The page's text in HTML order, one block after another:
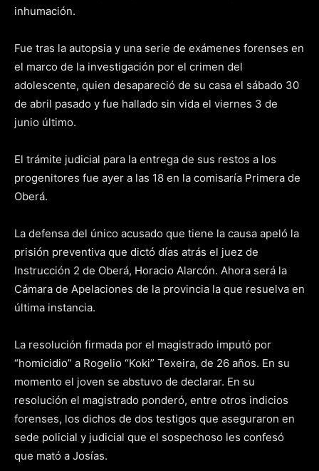
inhumación.
Fue tras la autopsia y una serie de exámenes forenses en
el marco de la investigación por el crimen del
adolescente, quien desapareció de su casa el sábado 30
de abril pasado y fue hallado sin vida el viernes 3 de
junio último.
El trámite judicial para la entrega de sus restos a los
progenitores fue ayer a las 18 en la comisaría Primera de
Oberá.
La defensa del único acusado que tiene la causa apeló la
prisión preventiva que dictó días atrás el juez de
Instrucción 2 de Oberá, Horacio Alarcón. Ahora será la
Cámara de Apelaciones de la provincia la que resuelva en
última instancia.
La resolución firmada por el magistrado imputó por
“homicidio” a Rogelio “Koki” Texeira, de 26 años. En su
momento el joven se abstuvo de declarar. En su
resolución el magistrado ponderó, entre otros indicios
forenses, los dichos de dos testigos que aseguraron en
sede policial y judicial que el sospechoso les confesó
que mató a Josías.